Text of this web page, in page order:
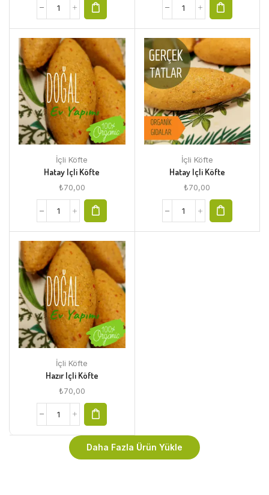
İçli Köfte
Hatay Içli Köfte
₺70,00
İçli Köfte
Hatay Içli Köfte
₺70,00
İçli Köfte
Hazır Içli Köfte
₺70,00
Daha Fazla Ürün Yükle